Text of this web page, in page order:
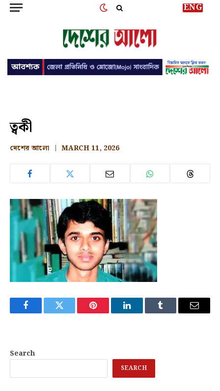
ENG
ত্বকী
দেশের আলো MARCH 11, 2026
FacebookTwitter Pinterest LinkedInTumblr Email
Search
SEARCH